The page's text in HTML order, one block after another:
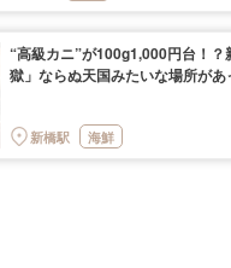
“高級カニ”が100g1,000円台！？
獄」ならぬ天国みたいな場所があ
新橋駅 海鮮